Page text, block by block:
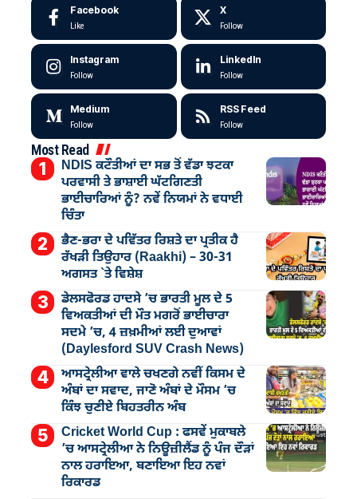
Facebook
Like
X
Follow
Instagram
Follow
LinkedIn
Follow
Medium
Follow
RSS Feed
Follow
Most Read
NDIS ਕਟੌਤੀਆਂ ਦਾ ਸਭ ਤੋਂ ਵੱਡਾ ਝਟਕਾ
ਪਰਵਾਸੀ ਤੇ ਭਾਸ਼ਾਈ ਘੱਟਗਿਣਤੀ
ਭਾਈਚਾਰਿਆਂ ਨੂੰ? ਨਵੇਂ ਨਿਯਮਾਂ ਨੇ ਵਧਾਈ
ਚਿੰਤਾ
ਭੈਣ-ਭਰਾ ਦੇ ਪਵਿੱਤਰ ਰਿਸ਼ਤੇ ਦਾ ਪ੍ਰਤੀਕ ਹੈ
ਰੱਖੜੀ ਤਿਉਹਾਰ (Raakhi) – 30-31
ਅਗਸਤ `ਤੇ ਵਿਸ਼ੇਸ਼
ਡੇਲਸਫੋਰਡ ਹਾਦਸੇ ’ਚ ਭਾਰਤੀ ਮੂਲ ਦੇ 5
ਵਿਅਕਤੀਆਂ ਦੀ ਮੌਤ ਮਗਰੋਂ ਭਾਈਚਾਰਾ
ਸਦਮੇ ’ਚ, 4 ਜ਼ਖ਼ਮੀਆਂ ਲਈ ਦੁਆਵਾਂ
(Daylesford SUV Crash News)
ਆਸਟ੍ਰੇਲੀਆ ਵਾਲੇ ਚਖਣਗੇ ਨਵੀਂ ਕਿਸਮ ਦੇ
ਅੰਬਾਂ ਦਾ ਸਵਾਦ, ਜਾਣੋ ਅੰਬਾਂ ਦੇ ਮੌਸਮ ’ਚ
ਕਿੰਝ ਚੁਣੀਏ ਬਿਹਤਰੀਨ ਅੰਬ
Cricket World Cup : ਫਸਵੇਂ ਮੁਕਾਬਲੇ
’ਚ ਆਸਟ੍ਰੇਲੀਆ ਨੇ ਨਿਊਜ਼ੀਲੈਂਡ ਨੂੰ ਪੰਜ ਦੌੜਾਂ
ਨਾਲ ਹਰਾਇਆ, ਬਣਾਇਆ ਇਹ ਨਵਾਂ
ਰਿਕਾਰਡ